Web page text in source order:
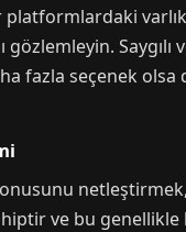
fazla seçenek olsa
netleştirmek,
ve bu